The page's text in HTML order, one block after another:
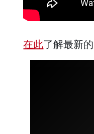
在此了解最新的